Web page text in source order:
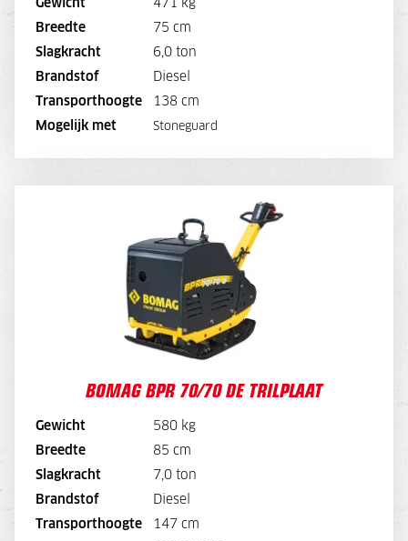
Gewicht
471 kg
Breedte
75 cm
Slagkracht
6,0 ton
Brandstof
Diesel
Transporthoogte
138 cm
Mogelijk met
Stoneguard
DIRECT AANVRAGEN
BOMAG BPR 70/70 DE TRILPLAAT
Gewicht
580 kg
Breedte
85 cm
Slagkracht
7,0 ton
Brandstof
Diesel
Transporthoogte
147 cm
BOMAG BPR 70/70 DE TRILPLAAT
80,-
300,-